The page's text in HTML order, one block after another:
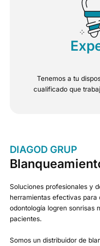
Tenemos a tu
cualificado que
DIAGOD GRUP
Soluciones profesionales y
herramientas efectivas para
odontología logren sonrisas
pacientes.
Somos un distribuidor de